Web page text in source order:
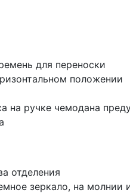
для переноски
положении
на ручке чемодана
отделения
зеркало, на молнии